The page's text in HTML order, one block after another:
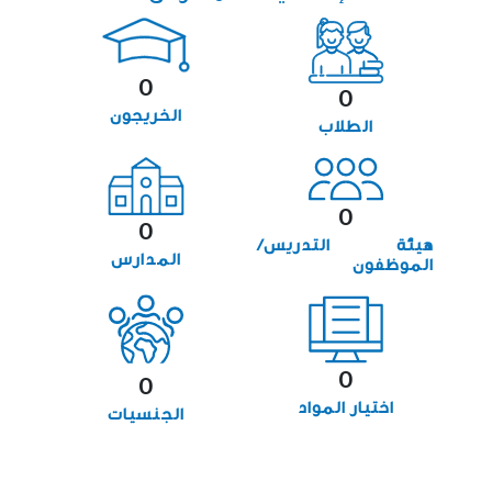
0
الطلاب
0
الخريجون
0
هيئة التدريس/
الموظفون
0
المدارس
0
اختيار المواد
0
الجنسيات